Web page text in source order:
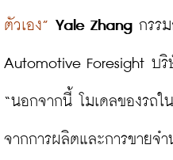
ตัวเอง” Yale Zhang กรรม
Automotive Foresight บริ
“นอกจากนี้ โมเดลของรถ
จากการผลิตและการขายจำ